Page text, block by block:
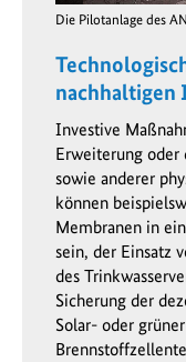
öffnet
in
einer
vergrößerten
Darstellung
Die Pilotanlage des
Investive
Erweiterung oder
sowie anderer
können
Membranen in
sein, der Einsatz
des
Sicherung der
Solar- oder